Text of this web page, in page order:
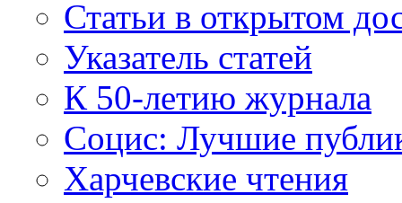
Статьи в открытом
Указатель статей
К 50-летию журнала
Социс: Лучшие
Харчевские чтения